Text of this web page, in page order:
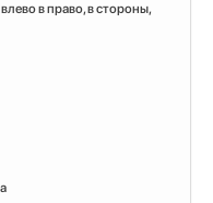
в право, в стороны,